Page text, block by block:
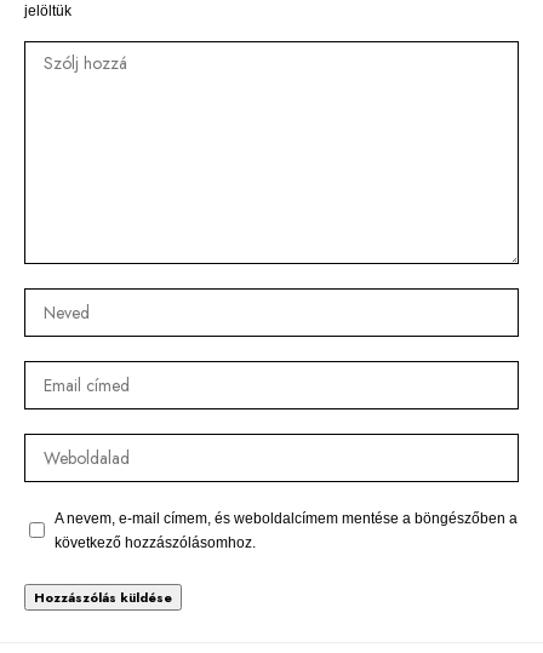
jelöltük
A nevem, e-mail címem, és weboldalcímem mentése a böngészőben a
következő hozzászólásomhoz.